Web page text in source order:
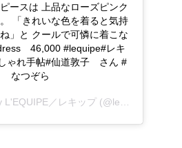
ースは 上品なローズピンク
「きれいな色を着ると気持
」と クールで可憐に着こな
46,000 #lequipe#レキ
ゃれ手帖#仙道敦子 さん #
なつぞら
L'EQUIPE／レキップ (@lequipe.official) on